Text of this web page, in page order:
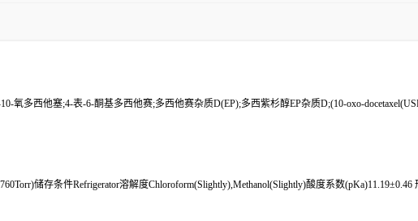
氧多西他塞;4-表-6-酮基多西他赛;多西他赛杂质D(EP);多西紫杉醇EP杂质D;(10-oxo-
储存条件Refrigerator溶解度Chloroform(Slightly),Methanol(Slightly)酸度系数